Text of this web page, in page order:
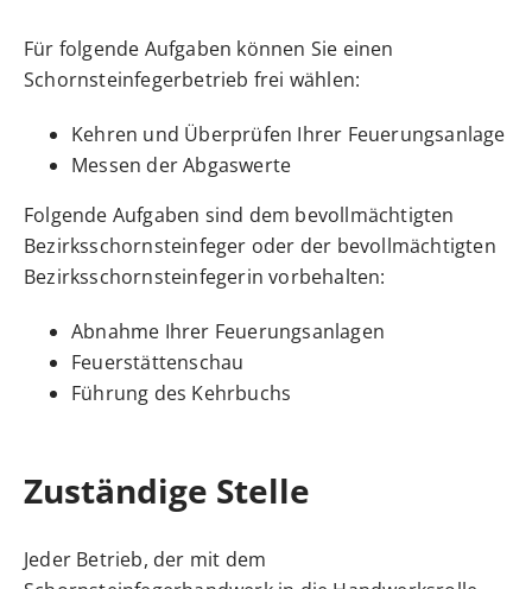
Für folgende Aufgaben können Sie einen
Schornsteinfegerbetrieb frei wählen:
Kehren und Überprüfen Ihrer Feuerungsanlage
Messen der Abgaswerte
Folgende Aufgaben sind dem bevollmächtigten
Bezirksschornsteinfeger oder der bevollmächtigten
Bezirksschornsteinfegerin vorbehalten:
Abnahme Ihrer Feuerungsanlagen
Feuerstättenschau
Führung des Kehrbuchs
Zuständige Stelle
Jeder Betrieb, der mit dem